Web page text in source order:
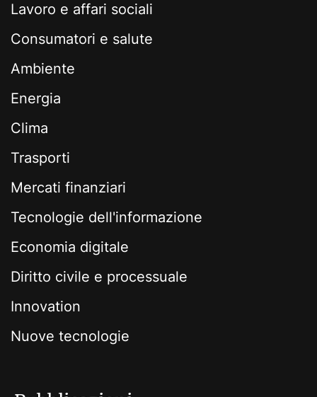
Lavoro e affari sociali
Consumatori e salute
Ambiente
Energia
Clima
Trasporti
Mercati finanziari
Tecnologie dell'informazione
Economia digitale
Diritto civile e processuale
Innovation
Nuove tecnologie